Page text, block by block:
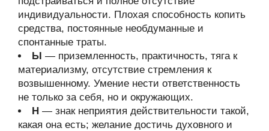
индивидуальности. Плохая способность копить
средства, постоянные необдуманные и
спонтанные траты.
Ы — приземленность, практичность, тяга к
материализму, отсутствие стремления к
возвышенному. Умение нести ответственность
не только за себя, но и окружающих.
Н — знак неприятия действительности такой,
какая она есть; желание достичь духовного и